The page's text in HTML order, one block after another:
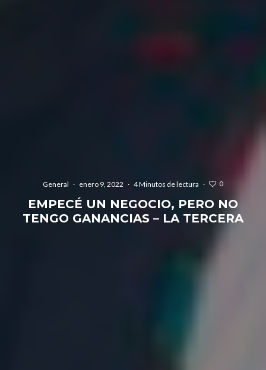
General · enero 9, 2022 · 4 Minutos de lectura · 0
EMPECÉ UN NEGOCIO, PERO NO
TENGO GANANCIAS – LA TERCERA